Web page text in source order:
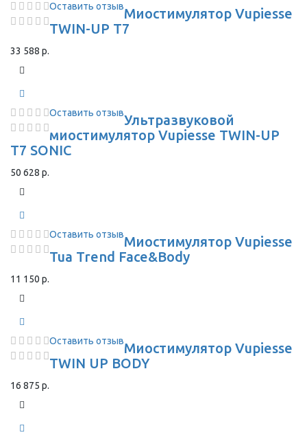
Оставить отзывМиостимулятор Vupiesse
TWIN-UP T7
33 588 р.
Оставить отзывУльтразвуковой
миостимулятор Vupiesse TWIN-UP
T7 SONIC
50 628 р.
Оставить отзывМиостимулятор Vupiesse
Tua Trend Face&Body
11 150 р.
Оставить отзывМиостимулятор Vupiesse
TWIN UP BODY
16 875 р.